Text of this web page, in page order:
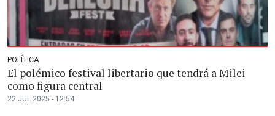
POLÍTICA
El polémico festival libertario que tendrá a Milei
como figura central
22 JUL 2025 - 12:54